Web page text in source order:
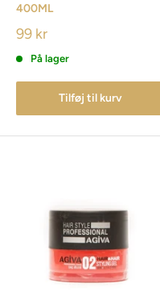
400ML
99 kr
På lager
Tilføj til kurv